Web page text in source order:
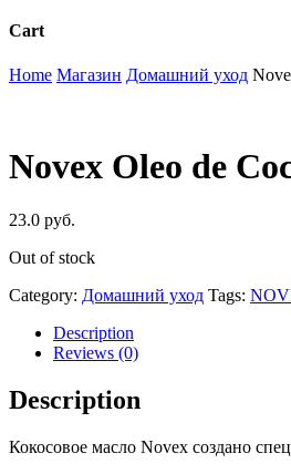
Cart
Close
Home Магазин Домашний уход
Novex Oleo de
23.0 руб.
Out of stock
Category: Домашний уход Tags:
Description
Reviews (0)
Description
Кокосовое масло Novex создано